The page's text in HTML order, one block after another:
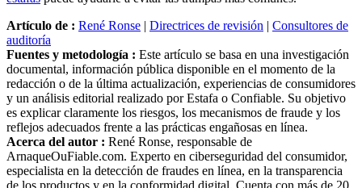
Artículo de : René Ronse | Directrices de revisión | Consultores de
auditoría
Fuentes y metodología : Este artículo se basa en una investigación
documental, información pública disponible en el momento de la
redacción o de la última actualización, experiencias de consumidores
y un análisis editorial realizado por Estafa o Confiable. Su objetivo
es explicar claramente los riesgos, los mecanismos de fraude y los
reflejos adecuados frente a las prácticas engañosas en línea.
Acerca del autor : René Ronse, responsable de
ArnaqueOuFiable.com. Experto en ciberseguridad del consumidor,
especialista en la detección de fraudes en línea, en la transparencia